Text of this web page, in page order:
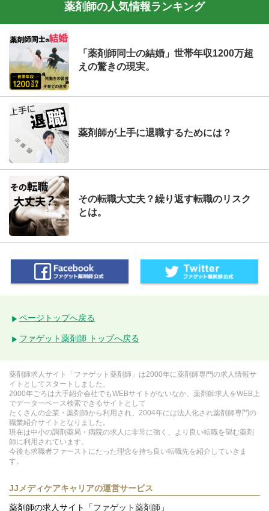
薬剤師の人気情報ランキング
「薬剤師同士の結婚」世帯年収1200万超
えの驚きの現実。
薬剤師が上手に退職するためには？
その転職大丈夫？繰り返す転職のリスク
とは。
ページトップへ戻る
ファゲット薬剤師 トップへ戻る
薬剤師求人サイト「ファゲット薬剤師」は2000年に薬剤師専門の求人情報サ
イトとしてスタートしました。
2000年ごろは大手紹介会社でもWEBサイトがないなか、薬剤師求人をWEB上
でデーターベース検索できるサイトとして
たくさんの企業・薬剤師から利用され、2004年には法人化され薬剤師専門の
職業紹介サイトとなりました。
現在は中小の調剤薬局・病院の求人に非常に強く、より良い転職を望む薬剤
師に利用されています。
今後も求職者ファーストにたった理念を持ち良い転職先を紹介していきま
す。
JJメディケアキャリアの運営サービス
薬剤師の求人サイト「ファゲット薬剤師 」